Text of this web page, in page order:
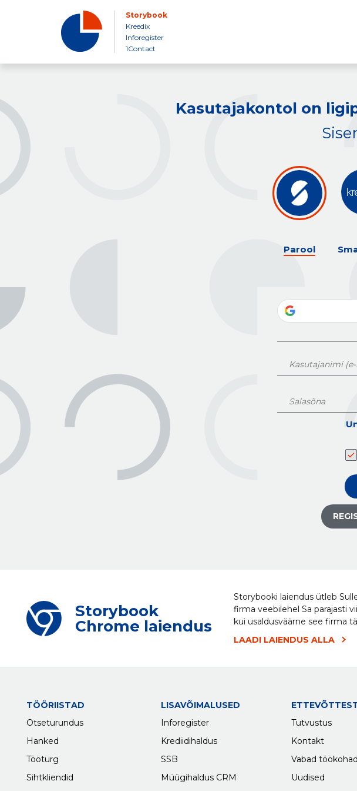
Storybook
Kreedix
Inforegister
1Contact
Kasutajakontol on
Parool
Storybook
Chrome laiendus
Storybooki laiendus ütleb
firma veebilehel Sa parajasti
kui usaldusväärne see firma
LAADI LAIENDUS ALLA
TÖÖRIISTAD
Otseturundus
Hanked
Tööturg
Sihtkliendid
LISAVÕIMALUSED
Inforegister
Krediidihaldus
SSB
Müügihaldus CRM
Tutvustus
Kontakt
Vabad töökohad
Uudised